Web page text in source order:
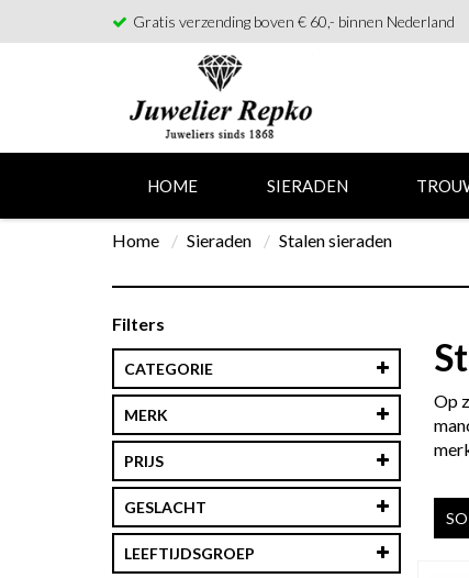
Gratis verzending boven € 60,- binnen Nederland
HOME SIERADEN
Home Sieraden Stalen sieraden
Filters
CATEGORIE
MERK
PRIJS
GESLACHT
LEEFTIJDSGROEP
Op